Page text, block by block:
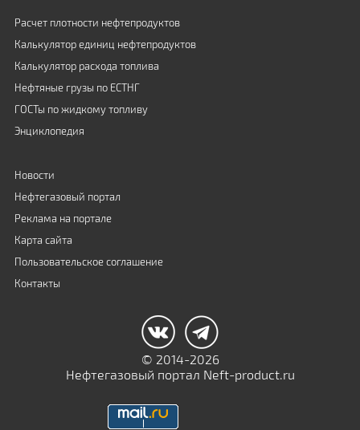
Расчет плотности нефтепродуктов
Калькулятор единиц нефтепродуктов
Калькулятор расхода топлива
Нефтяные грузы по ЕСТНГ
ГОСТы по жидкому топливу
Энциклопедия
Новости
Нефтегазовый портал
Реклама на портале
Карта сайта
Пользовательское соглашение
Контакты
© 2014-2026
Нефтегазовый портал Neft-product.ru